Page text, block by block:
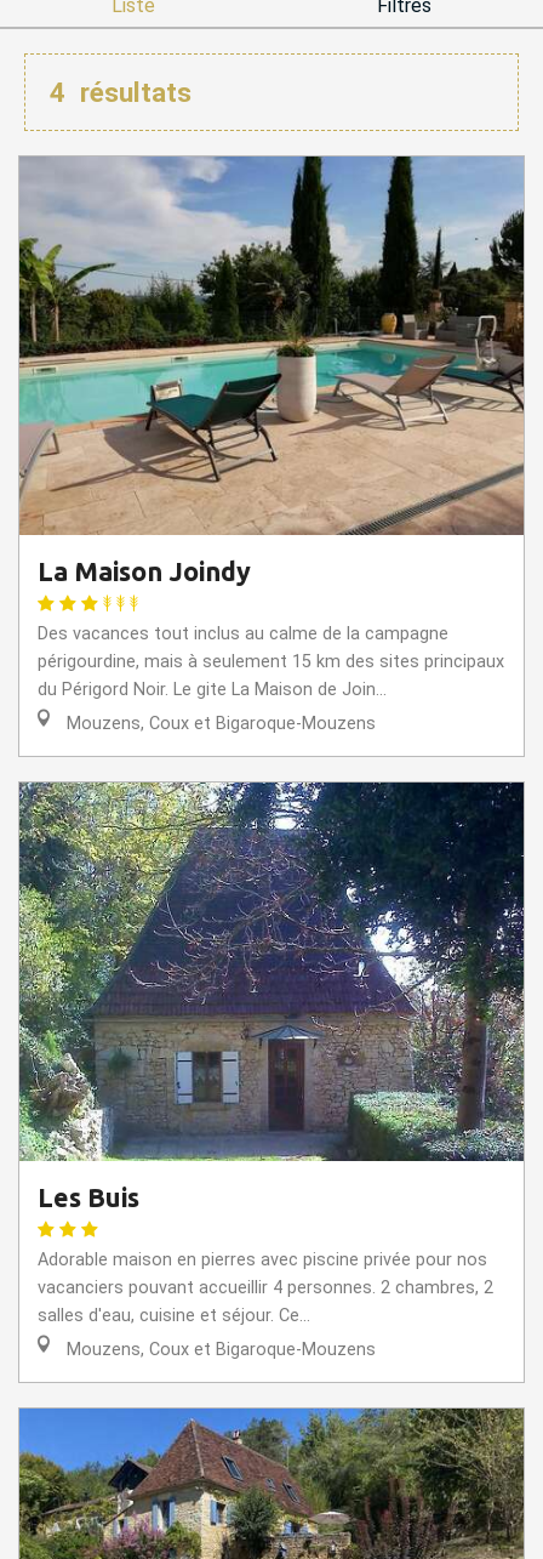
Liste Filtres
4 résultats
La Maison Joindy
Des vacances tout inclus au calme de la campagne
périgourdine, mais à seulement 15 km des sites principaux
du Périgord Noir. Le gite La Maison de Join...
Mouzens, Coux et Bigaroque-Mouzens
Les Buis
Adorable maison en pierres avec piscine privée pour nos
vacanciers pouvant accueillir 4 personnes. 2 chambres, 2
salles d'eau, cuisine et séjour. Ce...
Mouzens, Coux et Bigaroque-Mouzens